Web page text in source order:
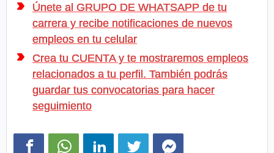
Únete al GRUPO DE WHATSAPP de tu
carrera y recibe notificaciones de nuevos
empleos en tu celular
Crea tu CUENTA y te mostraremos empleos
relacionados a tu perfil. También podrás
guardar tus convocatorias para hacer
seguimiento